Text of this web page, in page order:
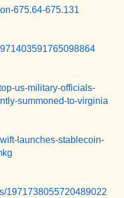
675.64-675.131
us-military-officials-
summoned-to-virginia
launches-stablecoin-
1971738055720489022